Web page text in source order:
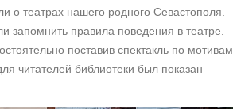
о театрах нашего родного Севастополя.
запомнить правила поведения в театре.
поставив спектакль по мотивам
читателей библиотеки был показан